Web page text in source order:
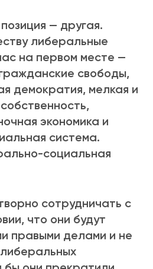
— другая.
либеральные
на первом месте —
свободы,
демократия, мелкая и
экономика и
система.
социальная
сотрудничать с
что они будут
правыми делами и не